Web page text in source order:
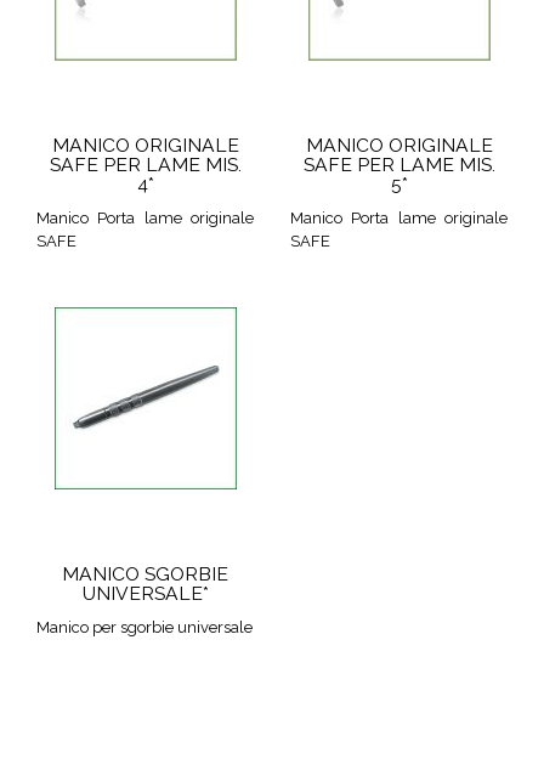
MANICO ORIGINALE
SAFE PER LAME MIS.
4*
Manico Porta lame originale
SAFE
MANICO ORIGINALE
SAFE PER LAME MIS.
5*
Manico Porta lame originale
SAFE
MANICO SGORBIE
UNIVERSALE*
Manico per sgorbie universale